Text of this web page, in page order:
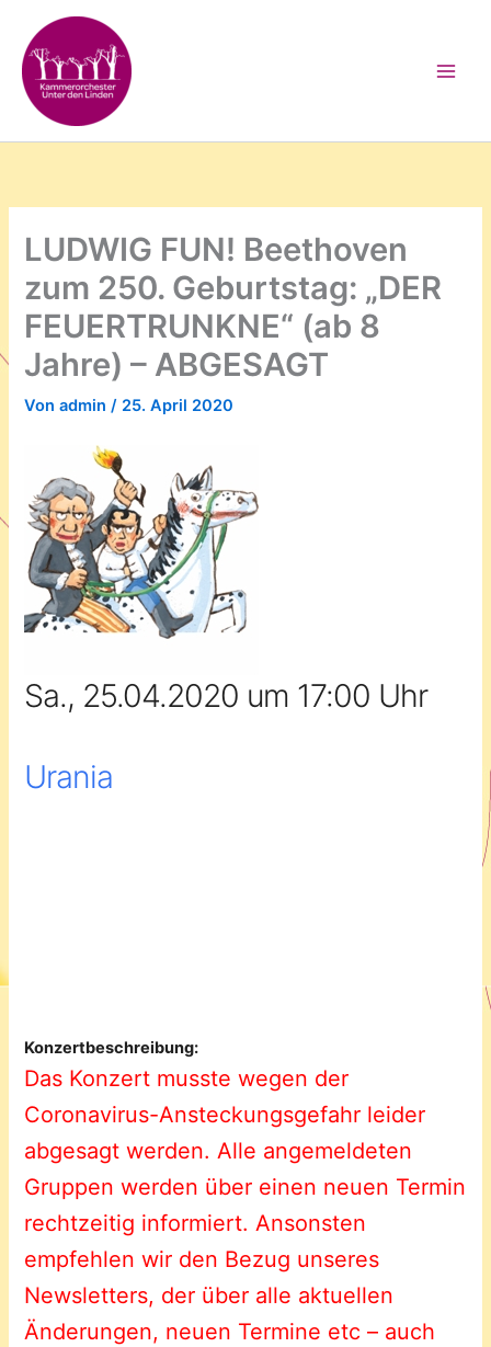
Inhalt
springen
LUDWIG FUN! Beethoven
zum 250. Geburtstag: „DER
FEUERTRUNKNE“ (ab 8
Jahre) – ABGESAGT
Vonadmin/ 25. April 2020
Sa., 25.04.2020 um 17:00 Uhr
Urania
Konzertbeschreibung:
Das Konzert musste wegen der
Coronavirus-Ansteckungsgefahr leider
abgesagt werden. Alle angemeldeten
Gruppen werden über einen neuen Termin
rechtzeitig informiert. Ansonsten
empfehlen wir den Bezug unseres
Newsletters, der über alle aktuellen
Änderungen, neuen Termine etc – auch